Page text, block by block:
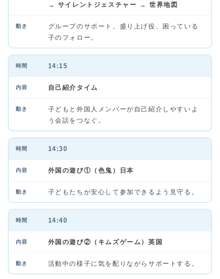
→ サイレントジェスチャー → 世界地図
グループのサポート、盛り上げ役、困っている
子のフォロー。
14:15
自己紹介タイム
子どもと外国人メンバーが自己紹介しやすいよ
う会話をつなぐ。
14:30
外国の遊び①（色鬼）日本
子どもたちが安心して参加できるよう見守る。
14:40
外国の遊び②（キムズゲーム）英国
活動中の様子に気を配りながらサポートする。